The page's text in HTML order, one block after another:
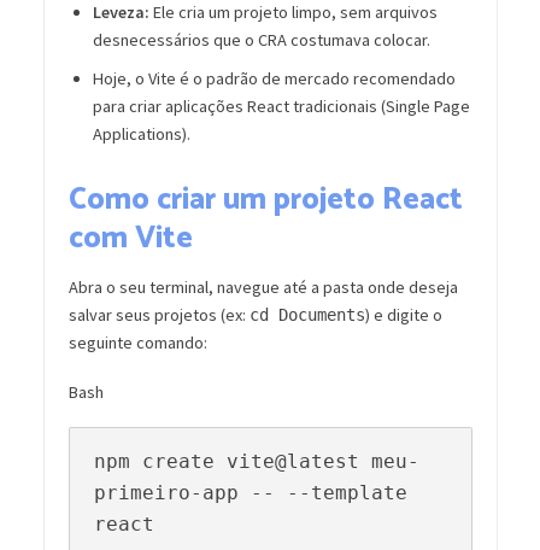
Leveza: Ele cria um projeto limpo, sem arquivos
desnecessários que o CRA costumava colocar.
Hoje, o Vite é o padrão de mercado recomendado
para criar aplicações React tradicionais (Single Page
Applications).
Como criar um projeto React
com Vite
Abra o seu terminal, navegue até a pasta onde deseja
salvar seus projetos (ex: cd Documents) e digite o
seguinte comando:
Bash
npm create vite@latest meu-
primeiro-app -- --template